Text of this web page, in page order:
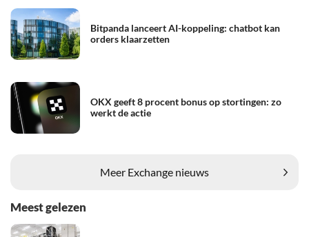
Bitpanda lanceert AI-koppeling: chatbot kan
orders klaarzetten
OKX geeft 8 procent bonus op stortingen: zo
werkt de actie
Meer Exchange nieuws
Meest gelezen